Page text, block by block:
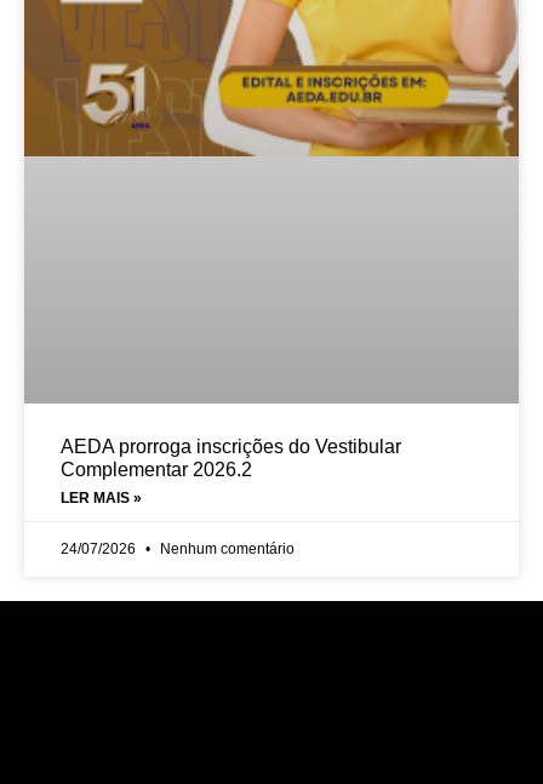
AEDA prorroga inscrições do Vestibular
Complementar 2026.2
LER MAIS »
24/07/2026 Nenhum comentário